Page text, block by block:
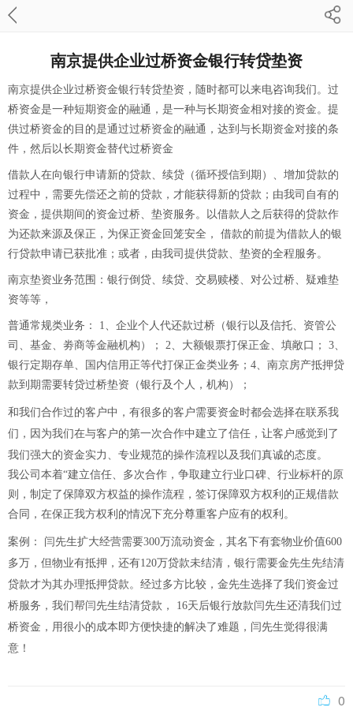
南京提供企业过桥资金银行转贷垫资
南京提供企业过桥资金银行转贷垫资，随时都可以来电咨询我们。过
桥资金是一种短期资金的融通，是一种与长期资金相对接的资金。提
供过桥资金的目的是通过过桥资金的融通，达到与长期资金对接的条
件，然后以长期资金替代过桥资金
借款人在向银行申请新的贷款、续贷（循环授信到期）、增加贷款的
过程中，需要先偿还之前的贷款，才能获得新的贷款；由我司自有的
资金，提供期间的资金过桥、垫资服务。以借款人之后获得的贷款作
为还款来源及保正，为保正资金回笼安全， 借款的前提为借款人的银
行贷款申请已获批准；或者，由我司提供贷款、垫资的全程服务。
南京垫资业务范围：银行倒贷、续贷、交易赎楼、对公过桥、疑难垫
资等等，
普通常规类业务： 1、企业个人代还款过桥（银‌‌行以及信托、资管公
司、基金、劵商等金融机构）； 2、大额银票打保正金、填敞口； 3、
银行定期存单、国内信用正等代打保正金类业务；4、南京房产抵押贷
款到期需要转贷过桥垫资（银行及个人，机构）；
和我们合作过的客户中，有很多的客户需要资金时都会选择在联系我
们，因为我们在与客户的第一次合作中建立了信任，让客户感觉到了
我们强大的资金实力、专业规范的操作流程以及我们真诚的态度。
我公司本着“建立信任、多次合作，争取建立行业口碑、行业标杆的原
则，制定了保障双方权益的操作流程，签订保障双方权利的正规借款
合同，在保正我方权利的情况下充分尊重客户应有的权利。
案例： 闫先生扩大经营需要300万流动资金，其名下有套物业价值600
多万，但物业有抵押，还有120万贷款未结清，银行需要金先生先结清
贷款才为其办理抵押贷款。经过多方比较，金先生选择了我们资金过
桥服务，我们帮闫先生结清贷款， 16天后银行放款闫先生还清我们过
桥资金，用很小的成本即方便快捷的解决了难题，闫先生觉得很满
意！
0